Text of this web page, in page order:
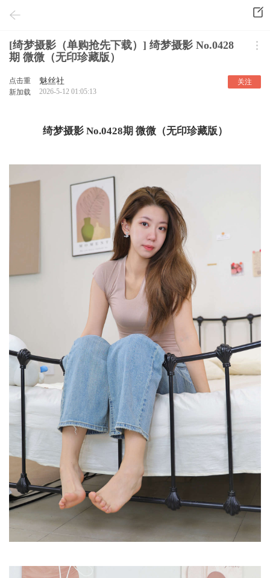
[绮梦摄影（单购抢先下载）] 绮梦摄影 No.0428
期 微微（无印珍藏版）
点击重
新加载
魅丝社
2026-5-12 01:05:13
关注
绮梦摄影 No.0428期 微微（无印珍藏版）